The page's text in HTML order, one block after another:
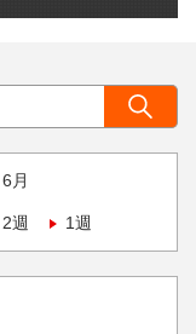
6月
2週 1週